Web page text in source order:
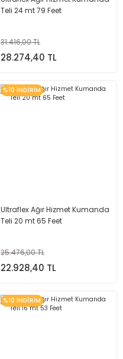
Teli 24 mt 79 Feet
31.416,00 TL
28.274,40 TL
%10 İNDİRİM
Ultraflex Ağır Hizmet Kumanda
Teli 20 mt 65 Feet
25.476,00 TL
22.928,40 TL
%10 İNDİRİM